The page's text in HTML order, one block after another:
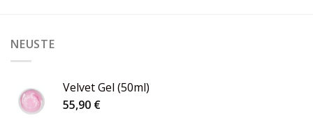
NEUSTE
Velvet Gel (50ml)
55,90 €